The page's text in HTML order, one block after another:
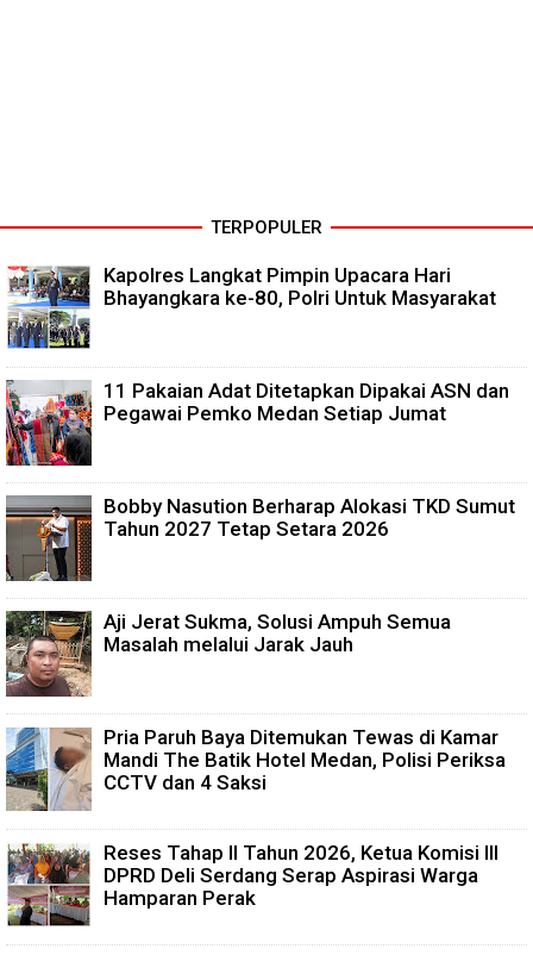
TERPOPULER
Kapolres Langkat Pimpin Upacara Hari
Bhayangkara ke-80, Polri Untuk Masyarakat
11 Pakaian Adat Ditetapkan Dipakai ASN dan
Pegawai Pemko Medan Setiap Jumat
Bobby Nasution Berharap Alokasi TKD Sumut
Tahun 2027 Tetap Setara 2026
Aji Jerat Sukma, Solusi Ampuh Semua
Masalah melalui Jarak Jauh
Pria Paruh Baya Ditemukan Tewas di Kamar
Mandi The Batik Hotel Medan, Polisi Periksa
CCTV dan 4 Saksi
Reses Tahap II Tahun 2026, Ketua Komisi III
DPRD Deli Serdang Serap Aspirasi Warga
Hamparan Perak